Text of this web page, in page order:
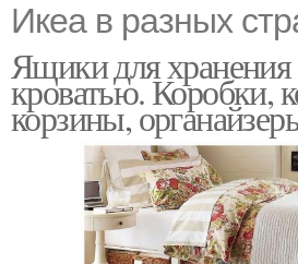
Икеа в разных
Ящики для
кроватью. Коробки,
корзины,